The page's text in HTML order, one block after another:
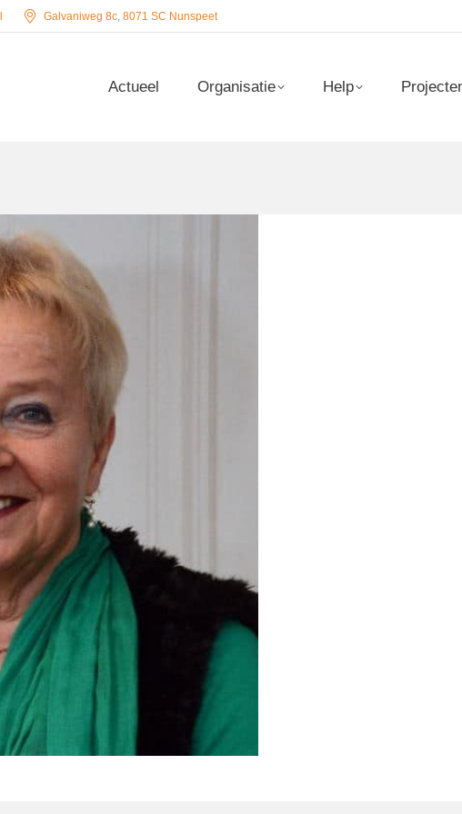
Galvaniweg 8c, 8071 SC Nunspeet
Actueel Organisatie Help
Actueel Organisatie Help